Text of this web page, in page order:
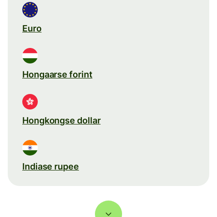
Euro
Hongaarse forint
Hongkongse dollar
Indiase rupee